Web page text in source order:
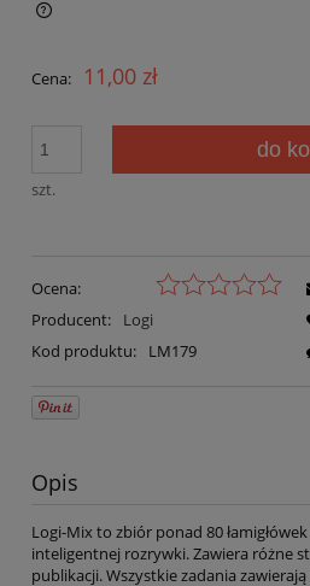
Cena: 11,00 zł
szt.
do
Ocena:
Producent:
Logi
Kod produktu:
LM179
Opis
Logi-Mix to zbiór ponad 80
inteligentnej rozrywki. Zawiera różne
publikacji. Wszystkie zadania